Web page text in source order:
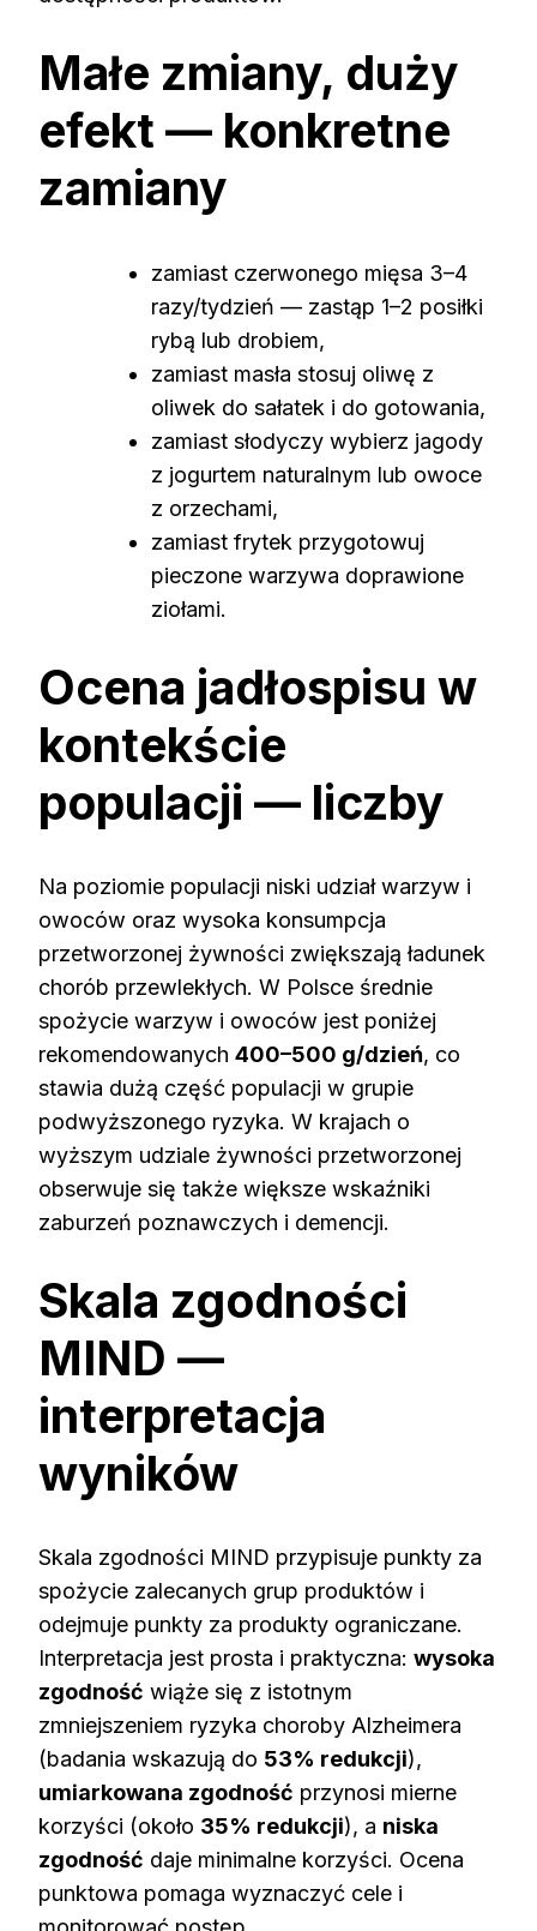
Małe zmiany, duży
efekt — konkretne
zamiany
zamiast czerwonego mięsa 3–4
razy/tydzień — zastąp 1–2 posiłki
rybą lub drobiem,
zamiast masła stosuj oliwę z
oliwek do sałatek i do gotowania,
zamiast słodyczy wybierz jagody
z jogurtem naturalnym lub owoce
z orzechami,
zamiast frytek przygotowuj
pieczone warzywa doprawione
ziołami.
Ocena jadłospisu w
kontekście
populacji — liczby
Na poziomie populacji niski udział warzyw i
owoców oraz wysoka konsumpcja
przetworzonej żywności zwiększają ładunek
chorób przewlekłych. W Polsce średnie
spożycie warzyw i owoców jest poniżej
rekomendowanych 400–500 g/dzień, co
stawia dużą część populacji w grupie
podwyższonego ryzyka. W krajach o
wyższym udziale żywności przetworzonej
obserwuje się także większe wskaźniki
zaburzeń poznawczych i demencji.
Skala zgodności
MIND —
interpretacja
wyników
Skala zgodności MIND przypisuje punkty za
spożycie zalecanych grup produktów i
odejmuje punkty za produkty ograniczane.
Interpretacja jest prosta i praktyczna: wysoka
zgodność wiąże się z istotnym
zmniejszeniem ryzyka choroby Alzheimera
(badania wskazują do 53% redukcji),
umiarkowana zgodność przynosi mierne
korzyści (około 35% redukcji), a niska
zgodność daje minimalne korzyści. Ocena
punktowa pomaga wyznaczyć cele i